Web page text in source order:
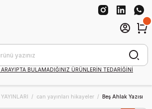
BULAMADIĞINIZ ÜRÜNLERİN TEDARİĞİNİ
can yayınları hikayeler Beş Ahlak Yazısı